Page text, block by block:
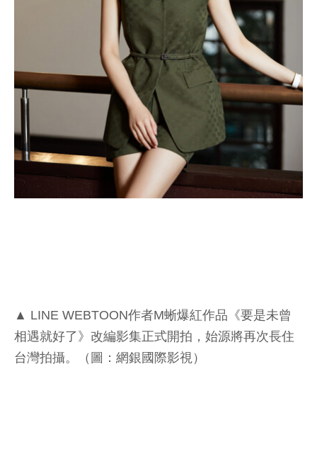
▲ LINE WEBTOON作者M蜥爆紅作品《要是未曾
相遇就好了》改編影集正式開拍，始源將再次長住
台灣拍攝。（圖：網銀國際影視）